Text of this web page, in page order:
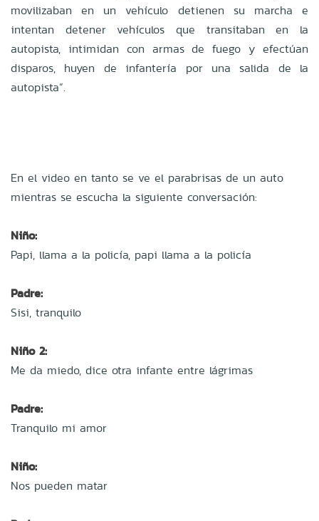
movilizaban en un vehículo detienen su marcha e
intentan detener vehículos que transitaban en la
autopista, intimidan con armas de fuego y efectúan
disparos, huyen de infantería por una salida de la
autopista”.
En el video en tanto se ve el parabrisas de un auto
mientras se escucha la siguiente conversación:
Niño:
Papi, llama a la policía, papi llama a la policía
Padre:
Sisi, tranquilo
Niño 2:
Me da miedo, dice otra infante entre lágrimas
Padre:
Tranquilo mi amor
Niño:
Nos pueden matar